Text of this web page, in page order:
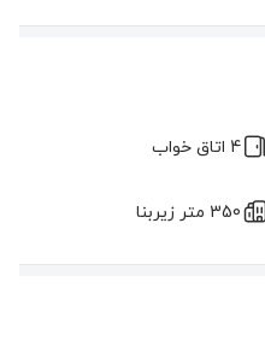
4 اتاق خواب
350 متر زیربنا